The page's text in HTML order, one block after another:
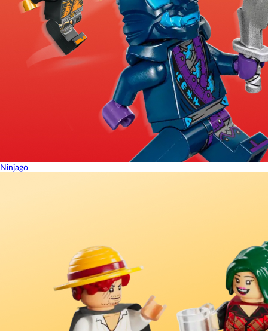
Ninjago